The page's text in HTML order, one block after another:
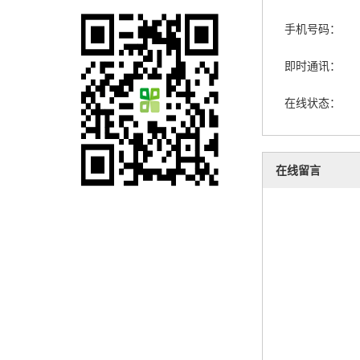
手机号码：
即时通讯：
在线状态：
在线留言